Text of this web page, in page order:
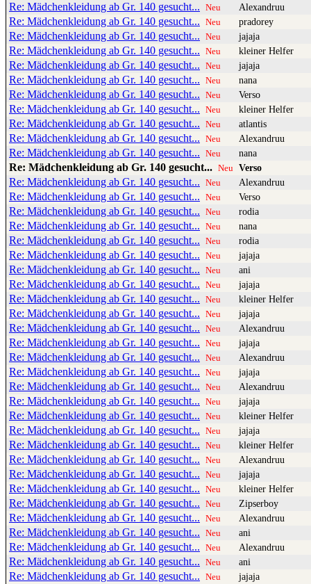
Re: Mädchenkleidung ab Gr. 140 gesucht... Neu Alexandruu
Re: Mädchenkleidung ab Gr. 140 gesucht... Neu pradorey
Re: Mädchenkleidung ab Gr. 140 gesucht... Neu jajaja
Re: Mädchenkleidung ab Gr. 140 gesucht... Neu kleiner Helfer
Re: Mädchenkleidung ab Gr. 140 gesucht... Neu jajaja
Re: Mädchenkleidung ab Gr. 140 gesucht... Neu nana
Re: Mädchenkleidung ab Gr. 140 gesucht... Neu Verso
Re: Mädchenkleidung ab Gr. 140 gesucht... Neu kleiner Helfer
Re: Mädchenkleidung ab Gr. 140 gesucht... Neu atlantis
Re: Mädchenkleidung ab Gr. 140 gesucht... Neu Alexandruu
Re: Mädchenkleidung ab Gr. 140 gesucht... Neu nana
Re: Mädchenkleidung ab Gr. 140 gesucht... Neu Verso
Re: Mädchenkleidung ab Gr. 140 gesucht... Neu Alexandruu
Re: Mädchenkleidung ab Gr. 140 gesucht... Neu Verso
Re: Mädchenkleidung ab Gr. 140 gesucht... Neu rodia
Re: Mädchenkleidung ab Gr. 140 gesucht... Neu nana
Re: Mädchenkleidung ab Gr. 140 gesucht... Neu rodia
Re: Mädchenkleidung ab Gr. 140 gesucht... Neu jajaja
Re: Mädchenkleidung ab Gr. 140 gesucht... Neu ani
Re: Mädchenkleidung ab Gr. 140 gesucht... Neu jajaja
Re: Mädchenkleidung ab Gr. 140 gesucht... Neu kleiner Helfer
Re: Mädchenkleidung ab Gr. 140 gesucht... Neu jajaja
Re: Mädchenkleidung ab Gr. 140 gesucht... Neu Alexandruu
Re: Mädchenkleidung ab Gr. 140 gesucht... Neu jajaja
Re: Mädchenkleidung ab Gr. 140 gesucht... Neu Alexandruu
Re: Mädchenkleidung ab Gr. 140 gesucht... Neu jajaja
Re: Mädchenkleidung ab Gr. 140 gesucht... Neu Alexandruu
Re: Mädchenkleidung ab Gr. 140 gesucht... Neu jajaja
Re: Mädchenkleidung ab Gr. 140 gesucht... Neu kleiner Helfer
Re: Mädchenkleidung ab Gr. 140 gesucht... Neu jajaja
Re: Mädchenkleidung ab Gr. 140 gesucht... Neu kleiner Helfer
Re: Mädchenkleidung ab Gr. 140 gesucht... Neu Alexandruu
Re: Mädchenkleidung ab Gr. 140 gesucht... Neu jajaja
Re: Mädchenkleidung ab Gr. 140 gesucht... Neu kleiner Helfer
Re: Mädchenkleidung ab Gr. 140 gesucht... Neu Zipserboy
Re: Mädchenkleidung ab Gr. 140 gesucht... Neu Alexandruu
Re: Mädchenkleidung ab Gr. 140 gesucht... Neu ani
Re: Mädchenkleidung ab Gr. 140 gesucht... Neu Alexandruu
Re: Mädchenkleidung ab Gr. 140 gesucht... Neu ani
Re: Mädchenkleidung ab Gr. 140 gesucht... Neu jajaja